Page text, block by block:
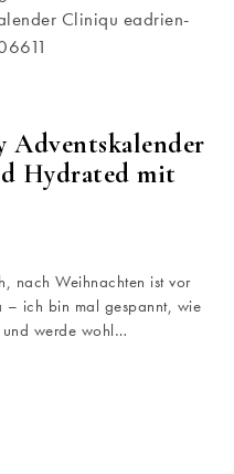
Adventskalender
Hydrated mit
nach Weihnachten ist vor
– ich bin mal gespannt, wie
und werde wohl…